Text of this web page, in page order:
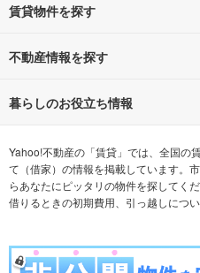
賃貸物件を探す
路線・駅から探す
通勤時間から探す
不動産会社から探す
テーマから探す
不動産情報を探す
不動産・住宅
新築マンション
新築一戸建て
注文住宅
暮らしのお役立ち情報
マンションカタログ
Yahoo!不動産の「賃貸」では、全国の
て（借家）の情報を掲載しています。
らあなたにピッタリの物件を探してく
借りるときの初期費用、引っ越しについ